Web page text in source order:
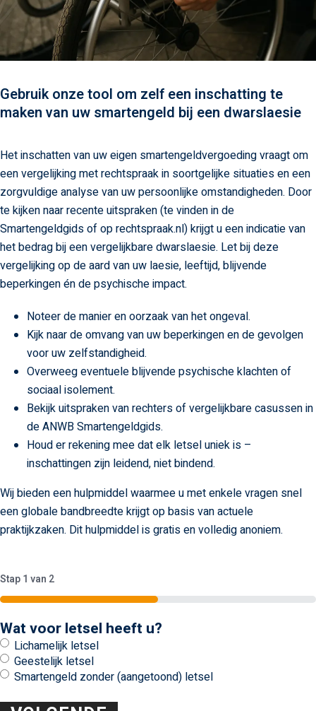
Gebruik onze tool om zelf een inschatting te
maken van uw smartengeld bij een dwarslaesie
Het inschatten van uw eigen smartengeldvergoeding vraagt om
een vergelijking met rechtspraak in soortgelijke situaties en een
zorgvuldige analyse van uw persoonlijke omstandigheden. Door
te kijken naar recente uitspraken (te vinden in de
Smartengeldgids of op rechtspraak.nl) krijgt u een indicatie van
het bedrag bij een vergelijkbare dwarslaesie. Let bij deze
vergelijking op de aard van uw laesie, leeftijd, blijvende
beperkingen én de psychische impact.
Noteer de manier en oorzaak van het ongeval.
Kijk naar de omvang van uw beperkingen en de gevolgen
voor uw zelfstandigheid.
Overweeg eventuele blijvende psychische klachten of
sociaal isolement.
Bekijk uitspraken van rechters of vergelijkbare casussen in
de ANWB Smartengeldgids.
Houd er rekening mee dat elk letsel uniek is –
inschattingen zijn leidend, niet bindend.
Wij bieden een hulpmiddel waarmee u met enkele vragen snel
een globale bandbreedte krijgt op basis van actuele
praktijkzaken. Dit hulpmiddel is gratis en volledig anoniem.
Stap1 van 2
50%
Wat voor letsel heeft u?
Lichamelijk letsel
Geestelijk letsel
Smartengeld zonder (aangetoond) letsel